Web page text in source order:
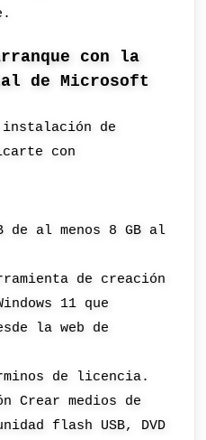
con la
de Microsoft
instalación de
con
de al menos 8 GB al
de creación
11 que
la web de
de licencia.
Crear medios de
flash USB, DVD